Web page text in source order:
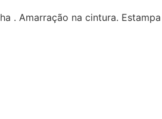
. Amarração na cintura. Estampa